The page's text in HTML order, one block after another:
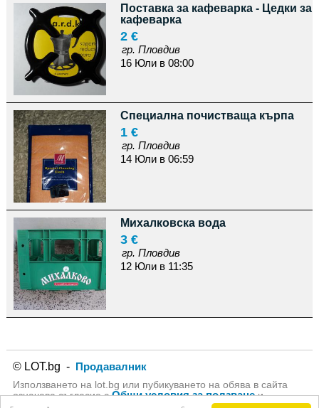
Поставка за кафеварка - Цедки за
кафеварка
2 €
гр. Пловдив
16 Юли в 08:00
Специална почистваща кърпа
1 €
гр. Пловдив
14 Юли в 06:59
Михалковска вода
3 €
гр. Пловдив
12 Юли в 11:35
© LOT.bg - Продавалник
Използването на lot.bg или пубикуването на обява в сайта
означава съгласие сОбщи условия за ползванеи
Политика за личните данни на lot.bg